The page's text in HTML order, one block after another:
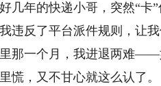
年的快递小哥，突然“卡”
反了平台派件规则，让我
那一个月，我进退两难——
慌，又不甘心就这么认了。